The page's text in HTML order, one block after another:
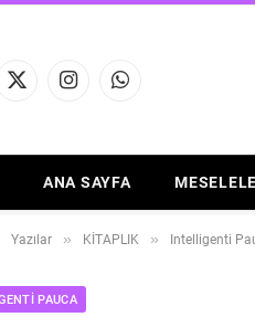
X
InstagramWhatsApp
ANA SAYFA
Yazılar » KİTAPLIK » Intelligenti
PAUCA